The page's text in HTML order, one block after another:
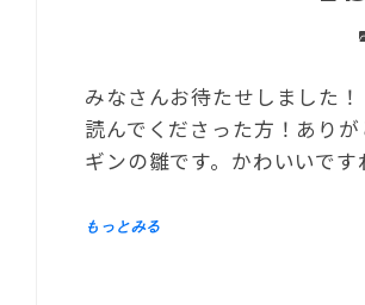
みなさんお待たせしました
読んでくださった方！あり
ギンの雛です。かわいいです